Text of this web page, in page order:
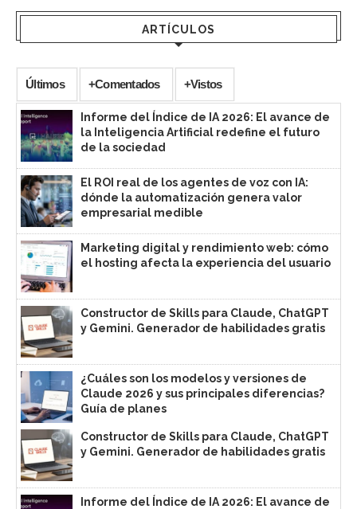
ARTÍCULOS
Últimos +Comentados +Vistos
Informe del Índice de IA 2026: El avance de
la Inteligencia Artificial redefine el futuro
de la sociedad
El ROI real de los agentes de voz con IA:
dónde la automatización genera valor
empresarial medible
Marketing digital y rendimiento web: cómo
el hosting afecta la experiencia del usuario
Constructor de Skills para Claude, ChatGPT
y Gemini. Generador de habilidades gratis
¿Cuáles son los modelos y versiones de
Claude 2026 y sus principales diferencias?
Guía de planes
Constructor de Skills para Claude, ChatGPT
y Gemini. Generador de habilidades gratis
Informe del Índice de IA 2026: El avance de